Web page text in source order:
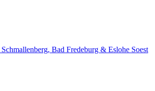
Schmallenberg, Bad Fredeburg & Eslohe Soest